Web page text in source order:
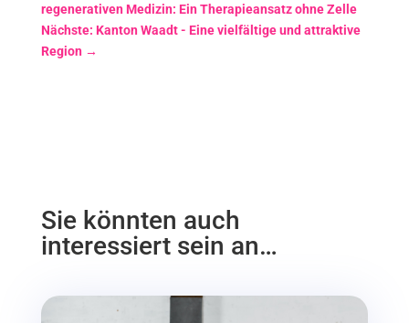
regenerativen Medizin: Ein Therapieansatz ohne Zelle
Nächste: Kanton Waadt - Eine vielfältige und attraktive
Region→
Sie könnten auch
interessiert sein an…